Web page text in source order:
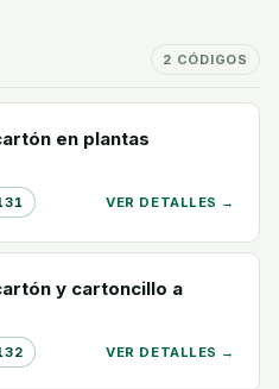
2 CÓDIGOS
en plantas
VER DETALLES →
y cartoncillo a
VER DETALLES →